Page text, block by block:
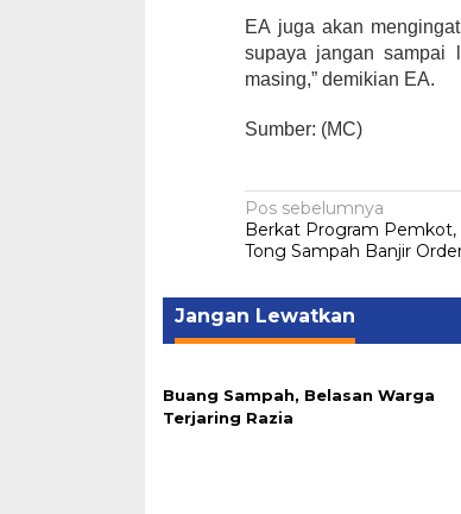
EA juga akan
supaya jangan sampai
masing,” demikian EA.
Sumber: (MC)
Navigasi
pos
Pos sebelumnya
Berkat Program Pemkot,
Tong Sampah Banjir
Jangan Lewatkan
Buang Sampah, Belasan Warga
Terjaring Razia